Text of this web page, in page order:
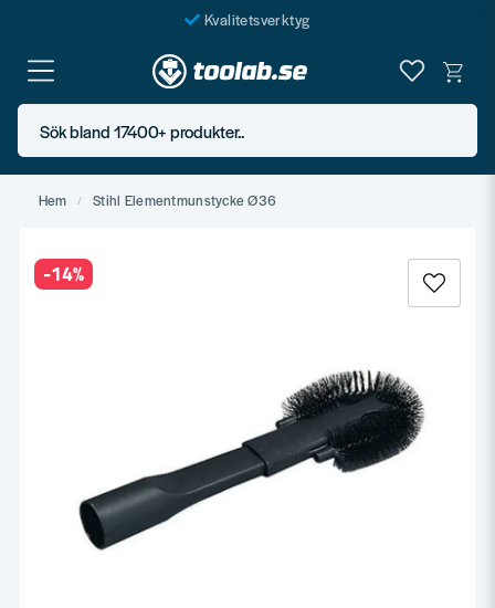
Kvalitetsverktyg
Fraktfritt över 999 SEK*
En järnhandel för alla
Butik i Göteborg
Sök bland 17400+ produkter..
Hem Stihl Elementmunstycke Ø36
-14%